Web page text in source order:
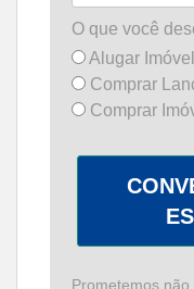
O que você
Alugar Imóvel
Comprar
Comprar
Prometemos